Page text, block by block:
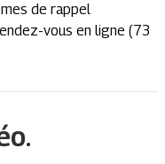
de rappel
vous en ligne (73